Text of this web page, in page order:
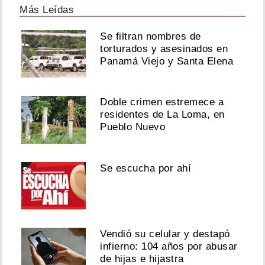
fue
lo
mejor
que
le
pasó
05,
2026
Ver
esta
publicación
Instagram
Más Leídas
Se filtran nombres de
torturados y asesinados en
Panamá Viejo y Santa Elena
Doble crimen estremece a
residentes de La Loma, en
Pueblo Nuevo
Se escucha por ahí
Vendió su celular y destapó
infierno: 104 años por abusar
de hijas e hijastra